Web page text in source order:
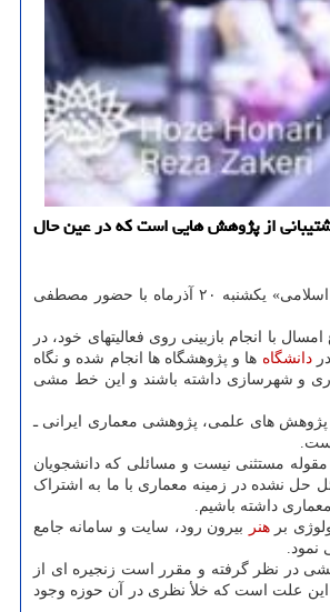
از پژوهش هایی است که در عین حال
به گزارش موزیک خوان به نقل از ایسنا و به نقل از روابط عمومی حوزه هنری، نشست خبری اعلام فراخوان «طرح پشتیبانی از پروژه های علمی، پژوهشی معماری ایرانی ـ اسلامی» یکشنبه ۲۰ آذرماه با حضور مصطفی
با انجام بازبینی روی فعالیتهای خود، در
دانشگاه ها و پژوهشگاه ها انجام شده و نگاه
و شهرسازی داشته باشند و این خط مشی
پژوهش های علمی، پژوهشی معماری ایرانی ـ
مستثنی نیست و مسائلی که دانشجویان
حل نشده در زمینه معماری با ما به اشتراک
داشته باشیم.
برهنر
بیرون رود، سایت و سامانه جامع
نمود.
در نظر گرفته و مقرر است زنجیره ای از
این علت است که خلأ نظری در آن حوزه وجود